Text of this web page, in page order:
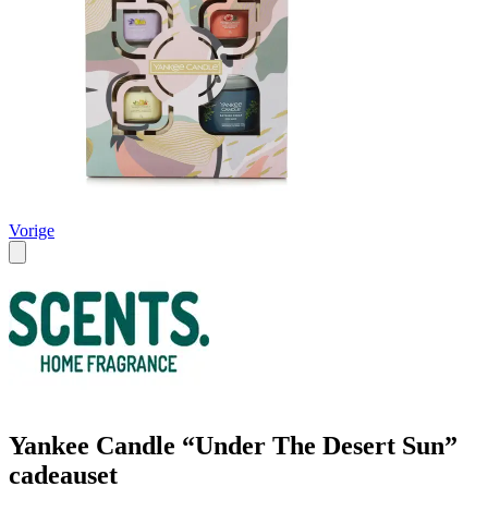
Vorige
Yankee Candle “Under The Desert Sun”
cadeauset